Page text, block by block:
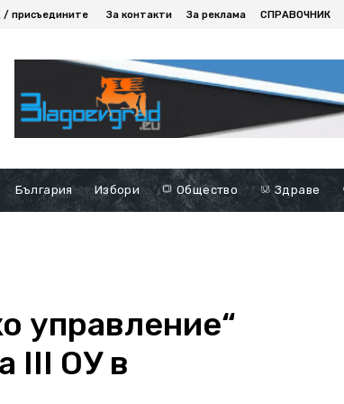
/ присъедините За контакти За реклама СПРАВОЧНИК
България Избори Общество Здраве
управление“
III OУ в